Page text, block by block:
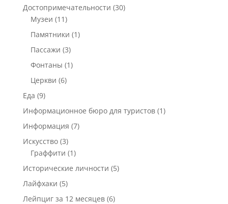
Достопримечательности (30)
Музеи (11)
Памятники (1)
Пассажи (3)
Фонтаны (1)
Церкви (6)
Еда (9)
Информационное бюро для туристов(1)
Информация (7)
Искусство(3)
Граффити (1)
Исторические личности (5)
Лайфхаки (5)
Лейпциг за 12 месяцев(6)